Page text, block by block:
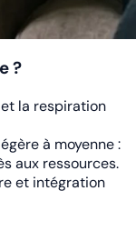
?
la respiration
à moyenne :
aux ressources.
et intégration